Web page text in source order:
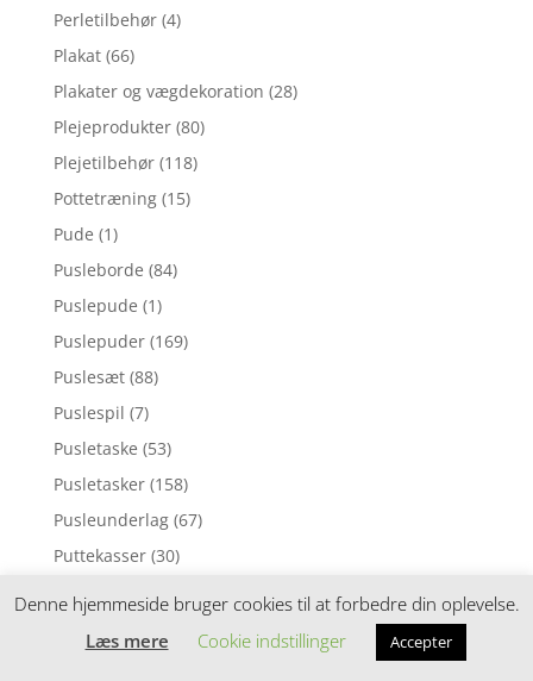
Perletilbehør (4)
Plakat (66)
Plakater og vægdekoration (28)
Plejeprodukter (80)
Plejetilbehør (118)
Pottetræning (15)
Pude (1)
Pusleborde (84)
Puslepude (1)
Puslepuder (169)
Puslesæt (88)
Puslespil (7)
Pusletaske (53)
Pusletasker (158)
Pusleunderlag (67)
Puttekasser (30)
Denne hjemmeside bruger cookies til at forbedre din oplevelse.
Læs mere
Cookie indstillinger Accepter